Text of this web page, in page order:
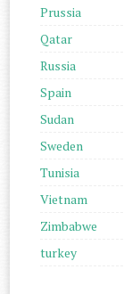
Prussia
Qatar
Russia
Spain
Sudan
Sweden
Tunisia
Vietnam
Zimbabwe
turkey